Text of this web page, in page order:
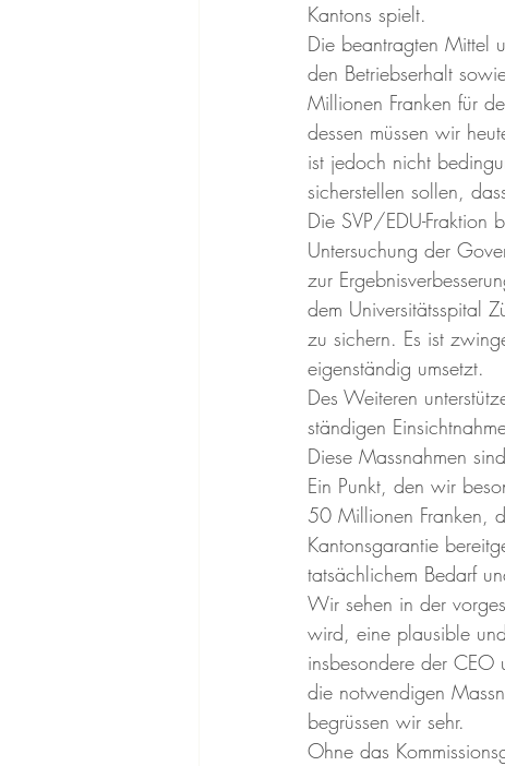
Kantons spielt.
Die beantragten Mittel
den Betriebserhalt
Millionen Franken für
dessen müssen wir
ist jedoch nicht
sicherstellen sollen,
Die SVP/EDU-Fraktion
Untersuchung der
zur
dem Universitätsspital
zu sichern. Es ist
eigenständig umsetzt.
Des Weiteren
ständigen
Diese Massnahmen
Ein Punkt, den wir
50 Millionen Franken,
Kantonsgarantie
tatsächlichem Bedarf
Wir sehen in der
wird, eine plausible
insbesondere der CEO
die notwendigen
begrüssen wir sehr.
Ohne das